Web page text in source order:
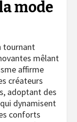
mode
tournant
mêlant
affirme
créateurs
adoptant des
dynamisent
conforts